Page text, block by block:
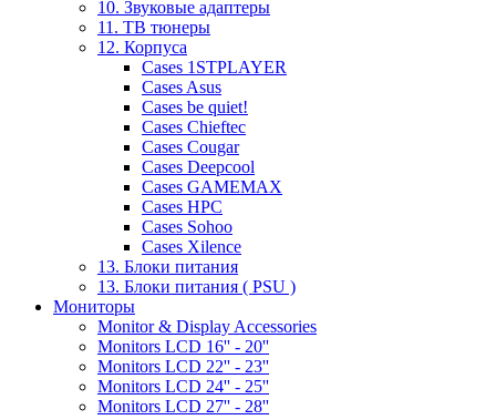
10. Звуковые адаптеры
11. ТВ тюнеры
12. Корпуса
Cases 1STPLAYER
Cases Asus
Cases be quiet!
Cases Chieftec
Cases Cougar
Cases Deepcool
Cases GAMEMAX
Cases HPC
Cases Sohoo
Cases Xilence
13. Блоки питания
13. Блоки питания ( PSU )
Мониторы
Monitor & Display Accessories
Monitors LCD 16'' - 20''
Monitors LCD 22'' - 23''
Monitors LCD 24'' - 25''
Monitors LCD 27'' - 28''